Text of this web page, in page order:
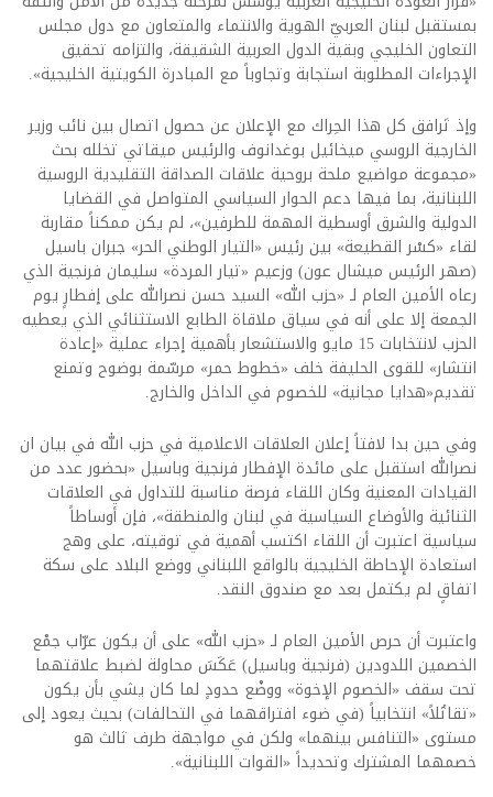
بمستقبل لبنان العربيّ الهوية والانتماء والمتعاون مع دول مجلس
التعاون الخليجي وبقية الدول العربية الشقيقة، والتزامه تحقيق
الإجراءات المطلوبة استجابة وتجاوباً مع المبادرة الكويتية الخليجية».
وإذ تَرافق كل هذا الحِراك مع الإعلان عن حصول اتصال بين نائب وزير
الخارجية الروسي ميخائيل بوغدانوف والرئيس ميقاتي تخلله بحث
«مجموعة مواضيع ملحة بروحية علاقات الصداقة التقليدية الروسية
اللبنانية، بما فيها دعم الحوار السياسي المتواصل في القضايا
الدولية والشرق أوسطية المهمة للطرفين»، لم يكن ممكناً مقاربة
لقاء «كسْر القطيعة» بين رئيس «التيار الوطني الحر» جبران باسيل
(صهر الرئيس ميشال عون) وزعيم «تيار المردة» سليمان فرنجية الذي
رعاه الأمين العام لـ «حزب الله» السيد حسن نصرالله على إفطارٍ يوم
الجمعة إلا على أنه في سياق ملاقاة الطابع الاستثنائي الذي يعطيه
الحزب لانتخابات 15 مايو والاستشعار بأهمية إجراء عملية «إعادة
انتشار» للقوى الحليفة خلف «خطوط حمر» مرسّمة بوضوح وتمنع
تقديم«هدايا مجانية» للخصوم في الداخل والخارج.
وفي حين بدا لافتاً إعلان العلاقات الاعلامية في حزب الله في بيان ان
نصرالله استقبل على مائدة الإفطار فرنجية وباسيل «بحضور عدد من
القيادات المعنية وكان اللقاء فرصة مناسبة للتداول في العلاقات
الثنائية والأوضاع السياسية في لبنان والمنطقة»، فإن أوساطاً
سياسية اعتبرت أن اللقاء اكتسب أهمية في توقيته، على وهج
استعادة الإحاطة الخليجية بالواقع اللبناني ووضع البلاد على سكة
اتفاقٍ لم يكتمل بعد مع صندوق النقد.
واعتبرت أن حرص الأمين العام لـ «حزب الله» على أن يكون عرّاب جمْع
الخصمين اللدودين (فرنجية وباسيل) عَكَسَ محاولة لضبط علاقتهما
تحت سقف «الخصوم الإخوة» ووضْع حدودٍ لما كان يشي بأن يكون
«تقاتُلاً» انتخابياً (في ضوء افتراقهما في التحالفات) بحيث يعود إلى
مستوى «التنافس بينهما» ولكن في مواجهة طرف ثالث هو
خصمهما المشترك وتحديداً «القوات اللبنانية».